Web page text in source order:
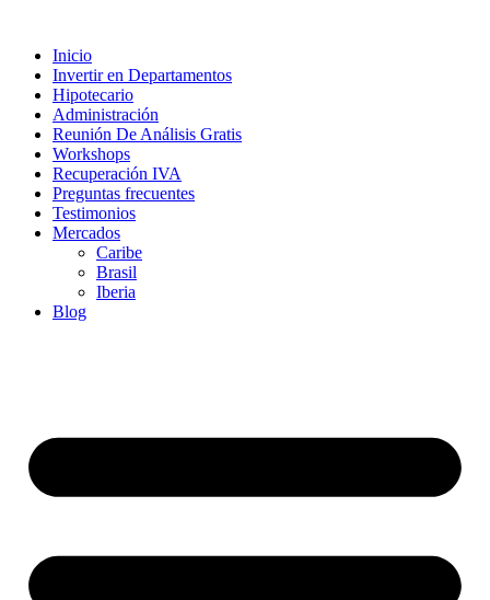
Inicio
Invertir en Departamentos
Hipotecario
Administración
Reunión De Análisis Gratis
Workshops
Recuperación IVA
Preguntas frecuentes
Testimonios
Mercados
Caribe
Brasil
Iberia
Blog